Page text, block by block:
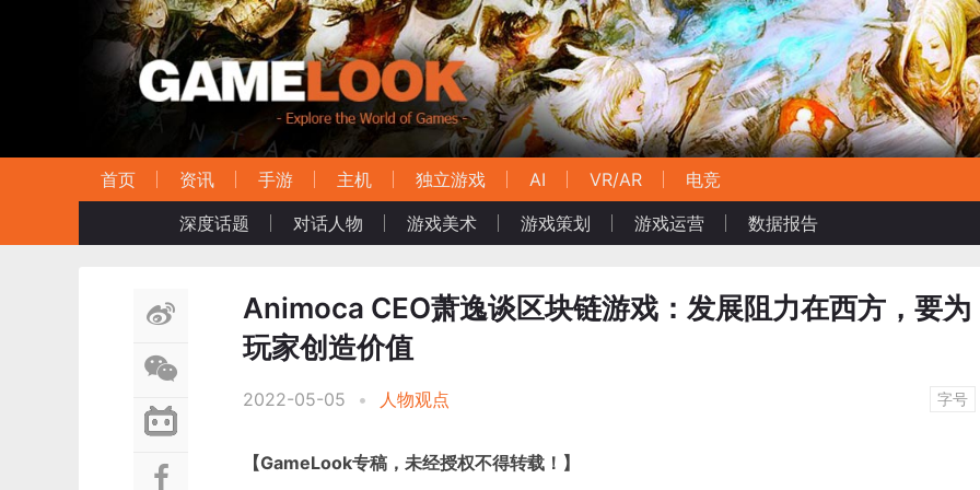
首页 资讯 手游 主机 独立游戏 AI VR/AR
电竞
深度话题
对话人物 游戏美术 游戏策划 游戏运营 数据报告
Animoca CEO萧逸谈区块链游戏：发展阻力在西方，要为
玩家创造价值
2022-05-05 • 人物观点 字号
【GameLook专稿，未经授权不得转载！】